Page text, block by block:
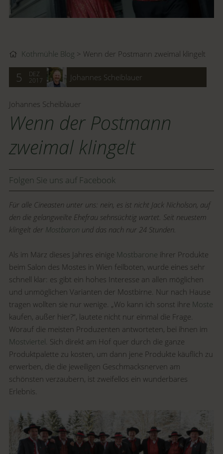
Kothmühle Blog Wenn der Postmann zweimal klingelt
5
DEZ
2017
Johannes Scheiblauer
Johannes Scheiblauer
Wenn der Postmann
zweimal klingelt
Folgen Sie uns auf Facebook
Für alle Cineasten unter uns: nein, es ist nicht Jack Nicholson, auf
den die gelangweilte Ehefrau sehnsüchtig wartet. Seit neuestem
klingelt der Mostbaron und das nach nur 24 Stunden.
Als im März dieses Jahres einige Mostbarone ihrer Produkte
beim Salon des Mostes in Wien feilboten, wurde eines sehr
schnell klar: es gibt ein hohes Interesse an allen möglichen
und unmöglichen Varianten der Mostbirne. Nur nach Hause
tragen wollten sie nur wenige. „Wo kann ich sonst ihre Moste
kaufen, außer hier?“, lautete nicht nur einmal die Frage.
Worauf die meisten Produzenten antworteten, bei ihnen im
Mostviertel. Sich direkt am Hof quer durch die ganze
Produktpalette zu kosten, um dann jene Produkte käuflich zu
erwerben, die die jeweiligen Geschmacksnerven am
schönsten verzaubern, ist zweifellos ein wunderbares
Erlebnis.